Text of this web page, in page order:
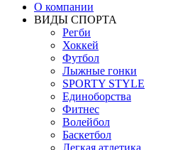
О компании
ВИДЫ СПОРТА
Регби
Хоккей
Футбол
Лыжные гонки
SPORTY STYLE
Единоборства
Фитнес
Волейбол
Баскетбол
Легкая атлетика